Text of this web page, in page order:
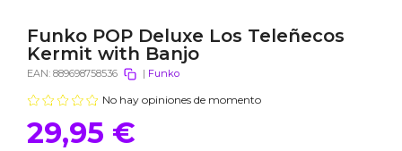
Funko POP Deluxe Los Teleñecos
Kermit with Banjo
EAN: 889698758536 | Funko
No hay opiniones de momento
29,95 €